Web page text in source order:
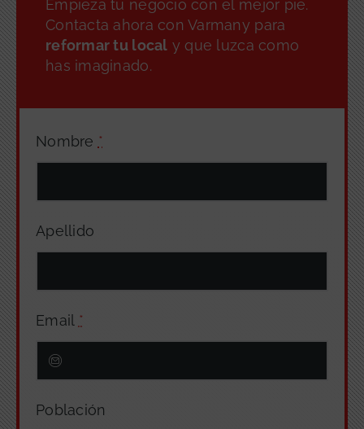
Nombre *
Apellido
Email *
Población
Empieza tu negocio con el mejor pie.
Contacta ahora con Varmany para
reformar tu local y que luzca como
has imaginado.